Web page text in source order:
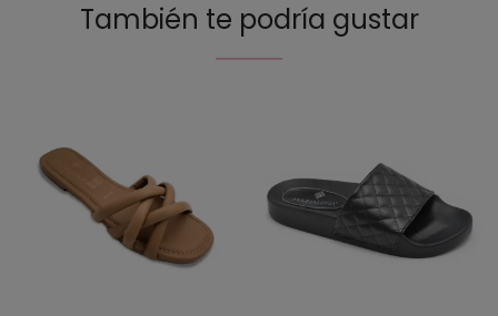
También te podría gustar